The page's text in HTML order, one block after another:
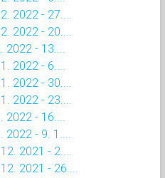
2022 - 27....
2022 - 20....
- 13....
2022 - 6....
2022 - 30....
2022 - 23....
- 16....
- 9. 1....
2021 - 2....
2021 - 26....